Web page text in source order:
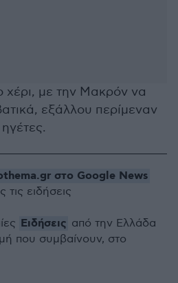
χέρι, με την Μακρόν να
εξάλλου περίμεναν
στο Google News
τις ειδήσεις
Ειδήσεις από την Ελλάδα
που συμβαίνουν, στο